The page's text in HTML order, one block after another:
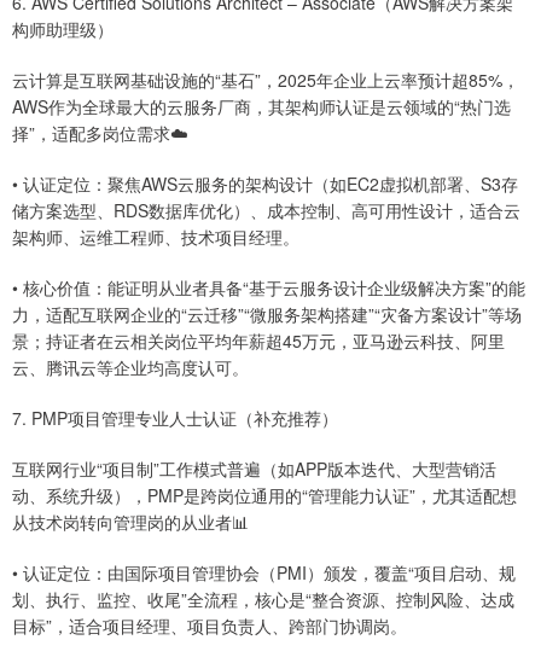
构师助理级）
云计算是互联网基础设施的“基石”，2025年企业上云率预计超85%，
AWS作为全球最大的云服务厂商，其架构师认证是云领域的“热门选
择”，适配多岗位需求☁️
• 认证定位：聚焦AWS云服务的架构设计（如EC2虚拟机部署、S3存
储方案选型、RDS数据库优化）、成本控制、高可用性设计，适合云
架构师、运维工程师、技术项目经理。
• 核心价值：能证明从业者具备“基于云服务设计企业级解决方案”的能
力，适配互联网企业的“云迁移”“微服务架构搭建”“灾备方案设计”等场
景；持证者在云相关岗位平均年薪超45万元，亚马逊云科技、阿里
云、腾讯云等企业均高度认可。
7. PMP项目管理专业人士认证（补充推荐）
互联网行业“项目制”工作模式普遍（如APP版本迭代、大型营销活
动、系统升级），PMP是跨岗位通用的“管理能力认证”，尤其适配想
从技术岗转向管理岗的从业者📊
• 认证定位：由国际项目管理协会（PMI）颁发，覆盖“项目启动、规
划、执行、监控、收尾”全流程，核心是“整合资源、控制风险、达成
目标”，适合项目经理、项目负责人、跨部门协调岗。